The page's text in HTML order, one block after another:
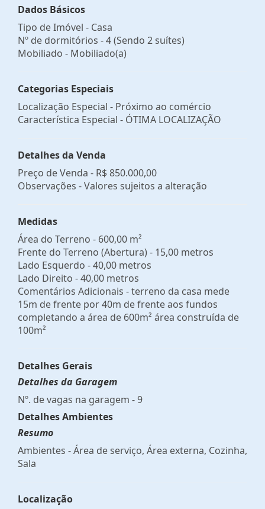
Dados Básicos
Tipo de Imóvel - Casa
Nº de dormitórios - 4 (Sendo 2 suítes)
Mobiliado - Mobiliado(a)
Categorias Especiais
Localização Especial - Próximo ao comércio
Característica Especial - ÓTIMA LOCALIZAÇÃO
Detalhes da Venda
Preço de Venda - R$ 850.000,00
Observações - Valores sujeitos a alteração
Medidas
Área do Terreno - 600,00 m²
Frente do Terreno (Abertura) - 15,00 metros
Lado Esquerdo - 40,00 metros
Lado Direito - 40,00 metros
Comentários Adicionais - terreno da casa mede
15m de frente por 40m de frente aos fundos
completando a área de 600m² área construída de
100m²
Detalhes Gerais
Detalhes da Garagem
Nº. de vagas na garagem - 9
Detalhes Ambientes
Resumo
Ambientes - Área de serviço, Área externa, Cozinha,
Sala
Localização